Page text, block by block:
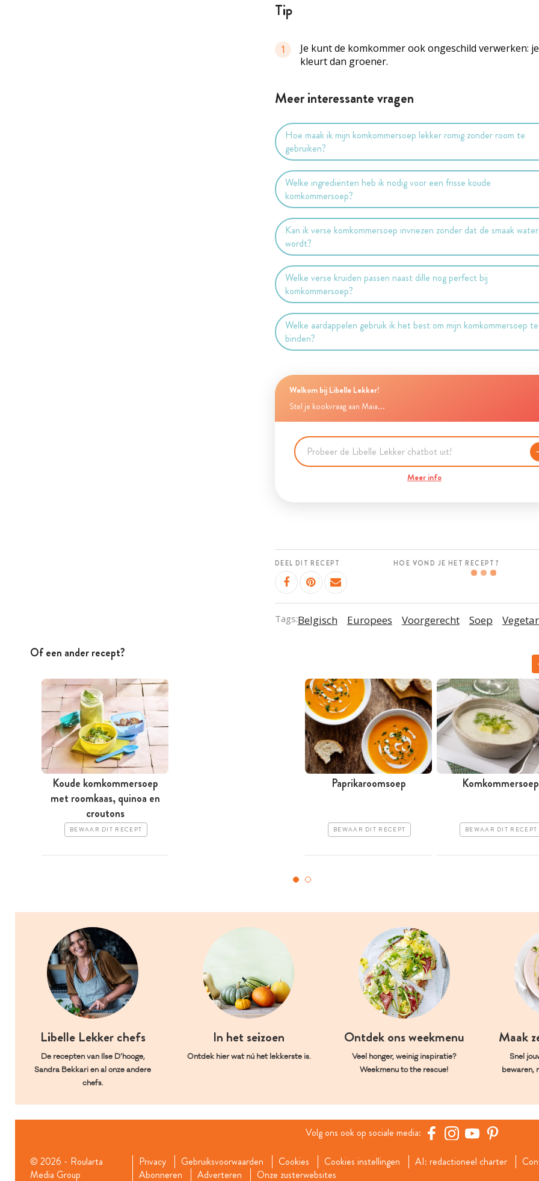
tip
1
Je kunt de komkommer ook ongeschild verwerken:
kleurt dan groener.
Meer interessante vragen
Hoe maak ik mijn komkommersoep lekker romig zonder room te
gebruiken?
Welke ingrediënten heb ik nodig voor een frisse koude
komkommersoep?
Kan ik verse komkommersoep invriezen zonder dat de smaak
wordt?
Welke verse kruiden passen naast dille nog perfect bij
komkommersoep?
Welke aardappelen gebruik ik het best om mijn komkommersoep te
binden?
Welkom bij Libelle Lekker!
Stel je kookvraag aan Maia...
Meer info
DEEL DIT RECEPT HOE VOND JE HET RECEPT?
Tags:Belgisch Europees Voorgerecht Soep
Of een ander recept?
Koude komkommersoep
met roomkaas, quinoa en
croutons
BEWAAR DIT RECEPT
Paprikaroomsoep
BEWAAR DIT RECEPT
Komkommersoep
BEWAAR DIT RECEPT
Libelle Lekker chefs
De recepten van Ilse D’hooge,
Sandra Bekkari en al onze andere
chefs.
In het seizoen
Ontdek hier wat nú het lekkerste is.
Ontdek ons weekmenu
Veel honger, weinig inspiratie?
Weekmenu to the rescue!
Maak
Snel
bewaren,
Volg ons ook op sociale media:
© 2026 - Roularta
Media Group
Privacy Gebruiksvoorwaarden Cookies Cookies instellingen AI: redactioneel charter
Abonneren
Adverteren Onze zusterwebsites